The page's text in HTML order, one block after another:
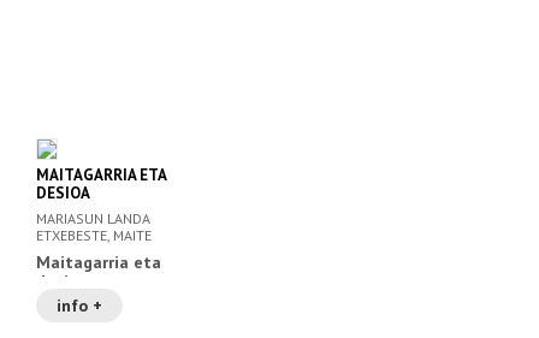
MAITAGARRIA ETA
DESIOA
MARIASUN LANDA
ETXEBESTE, MAITE
GURRUTXAGA (IL. )
Maitagarria eta
desioa
info +